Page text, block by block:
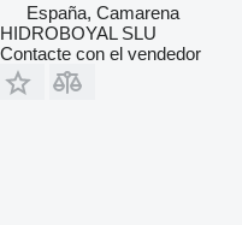
España, Camarena
HIDROBOYAL SLU
Contacte con el vendedor